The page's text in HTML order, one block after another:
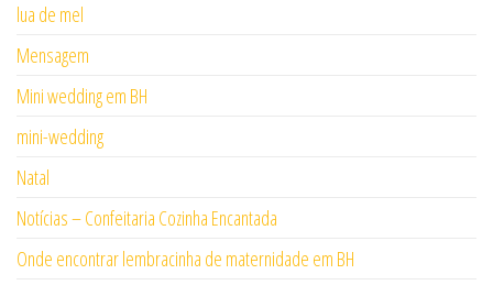
lua de mel
Mensagem
Mini wedding em BH
mini-wedding
Natal
Notícias – Confeitaria Cozinha Encantada
Onde encontrar lembracinha de maternidade em BH